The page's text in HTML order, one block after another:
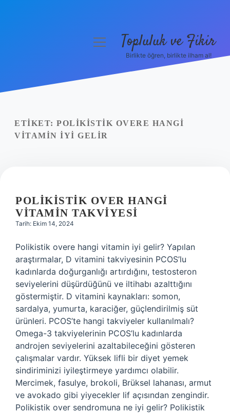
Yasal Uyarı
menüyüTopluluk ve Fikir
Birlikte öğren, birlikte ilham al!
ETIKET: POLIKISTIK OVERE HANGI
VITAMIN IYI GELIR
POLIKISTIK OVER HANGI
VITAMIN TAKVIYESI
Tarih: Ekim 14, 2024
Polikistik overe hangi vitamin iyi gelir? Yapılan
araştırmalar, D vitamini takviyesinin PCOS’lu
kadınlarda doğurganlığı artırdığını, testosteron
seviyelerini düşürdüğünü ve iltihabı azalttığını
göstermiştir. D vitamini kaynakları: somon,
sardalya, yumurta, karaciğer, güçlendirilmiş süt
ürünleri. PCOS’te hangi takviyeler kullanılmalı?
Omega-3 takviyelerinin PCOS’lu kadınlarda
androjen seviyelerini azaltabileceğini gösteren
çalışmalar vardır. Yüksek lifli bir diyet yemek
sindiriminizi iyileştirmeye yardımcı olabilir.
Mercimek, fasulye, brokoli, Brüksel lahanası, armut
ve avokado gibi yiyecekler lif açısından zengindir.
Polikistik over sendromuna ne iyi gelir? Polikistik